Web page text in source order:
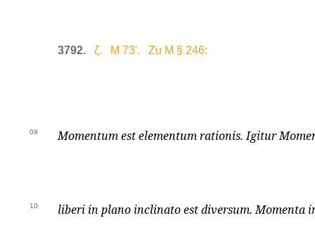
3792. ζ. M 73'. Zu M § 246:
09 Momentum est elementum rationis. Igitur
10 liberi in plano inclinato est diversum. Momenta